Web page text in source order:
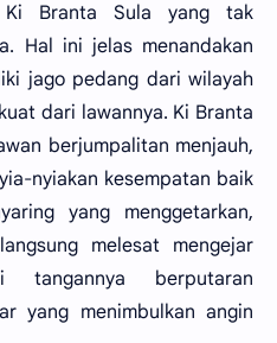
Ki Branta Sula yang tak
Hal ini jelas menandakan
jago pedang dari wilayah
dari lawannya. Ki Branta
berjumpalitan menjauh,
nyiakan kesempatan baik
yang menggetarkan,
melesat mengejar
tangannya berputaran
yang menimbulkan angin